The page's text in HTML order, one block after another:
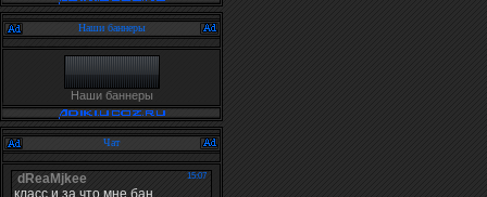
Наши баннеры
Наши баннеры
Чат